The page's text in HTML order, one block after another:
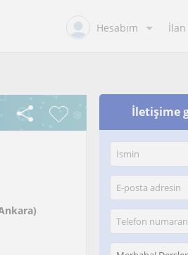
Hesabım
İletişime